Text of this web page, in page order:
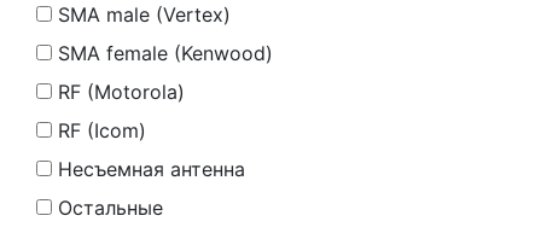
SMA male (Vertex)
SMA female (Kenwood)
RF (Motorola)
RF (Icom)
Несъемная антенна
Остальные